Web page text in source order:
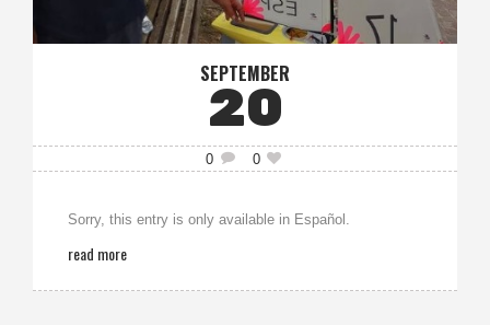
SEPTEMBER
20
0 0
Sorry, this entry is only available in Español.
read more